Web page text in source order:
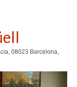
08023 Barcelona,